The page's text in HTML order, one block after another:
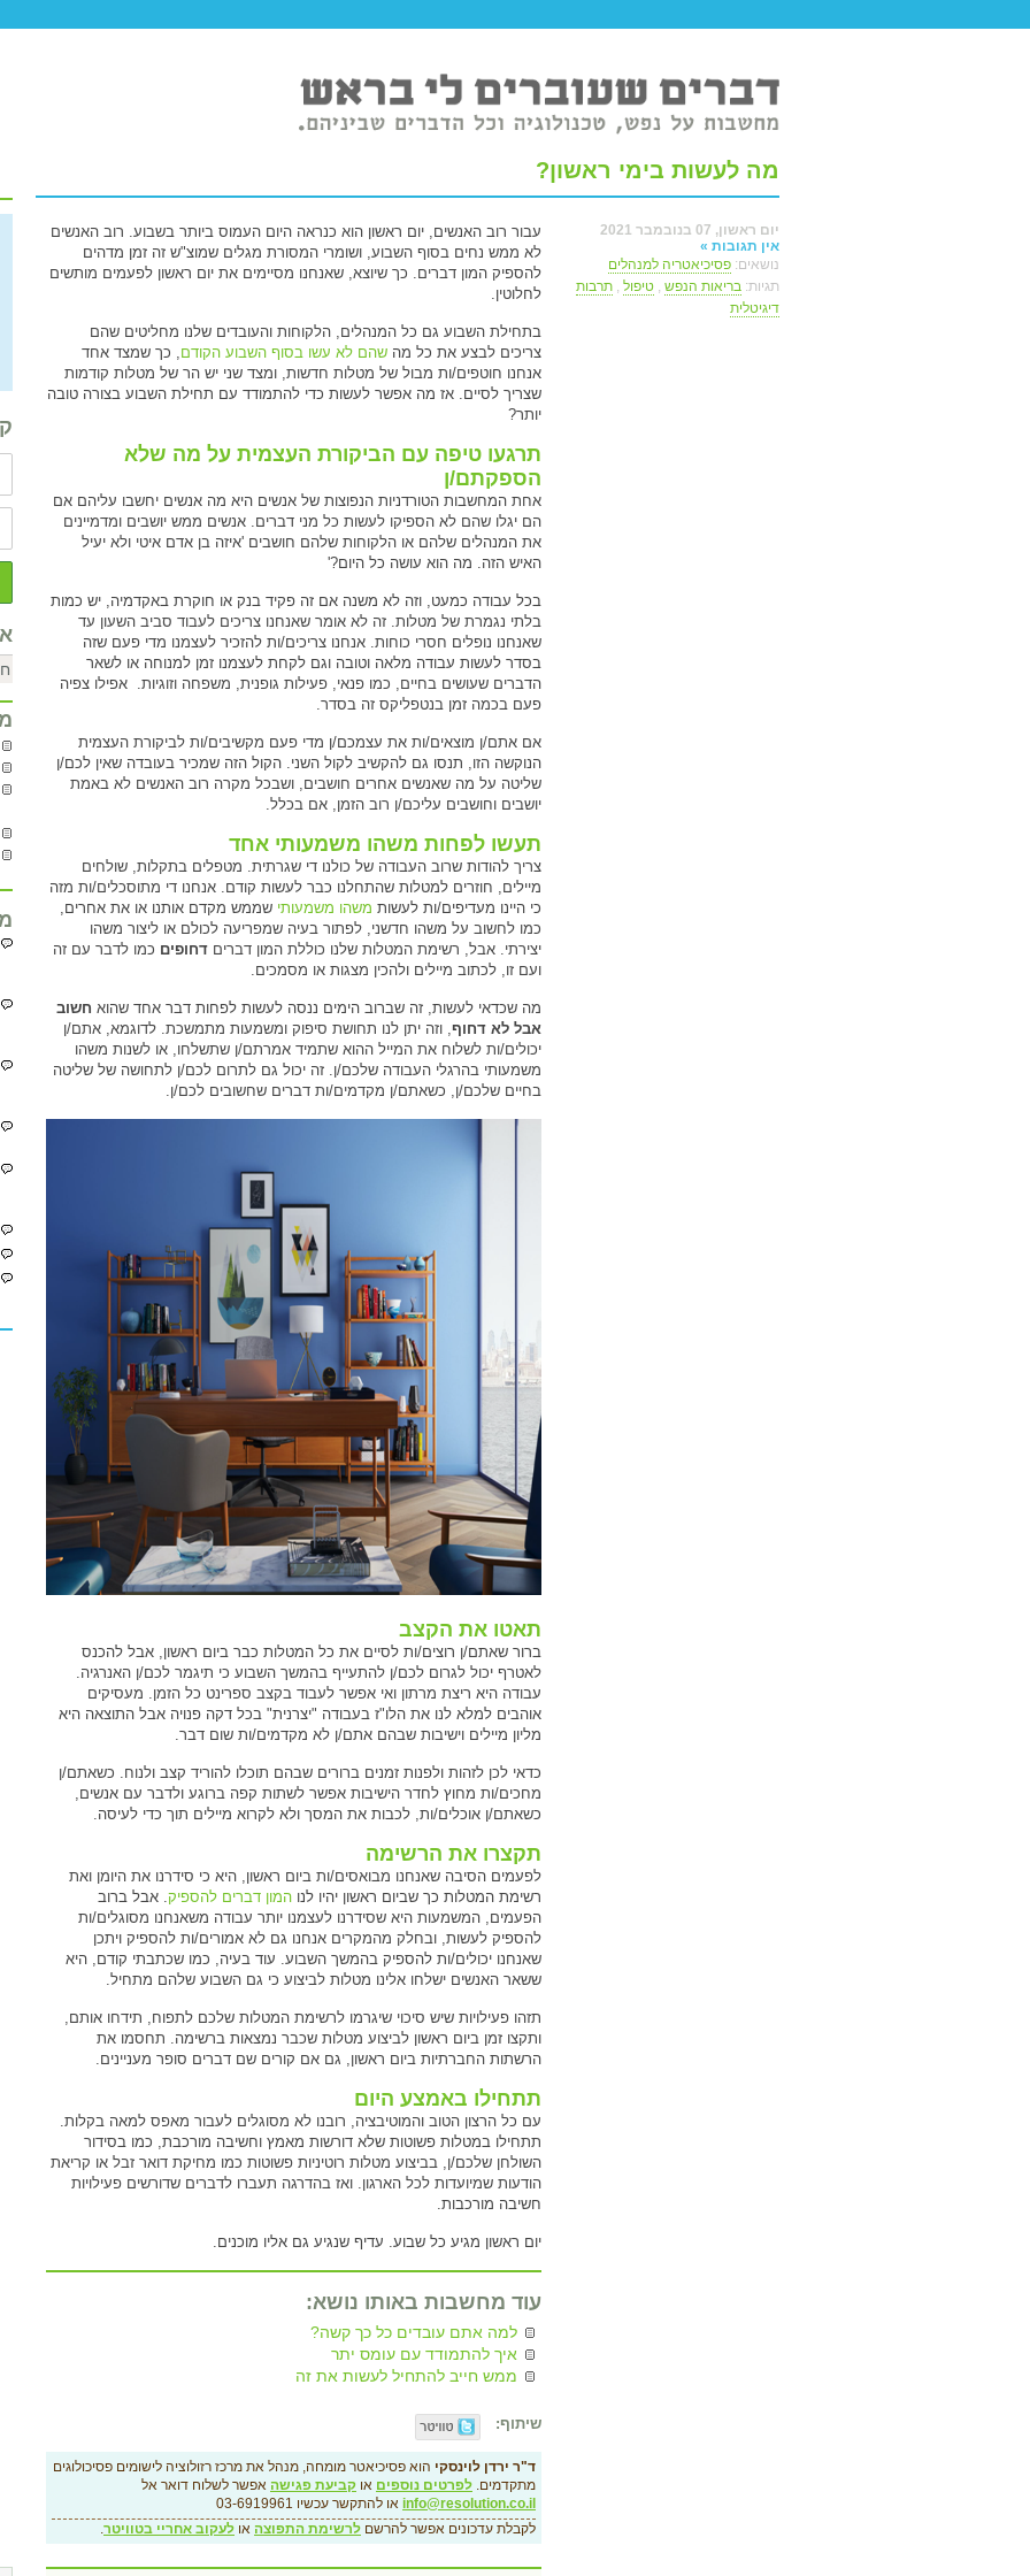
מה לעשות בימי ראשון?
יום ראשון, 07 בנובמבר 2021
אין תגובות »
נושאים: פסיכיאטריה למנהלים
תגיות: בריאות הנפש , טיפול , תרבות
דיגיטלית
עבור רוב האנשים, יום ראשון הוא כנראה היום העמוס ביותר בשבוע. רוב האנשים
לא ממש נחים בסוף השבוע, ושומרי המסורת מגלים שמוצ"ש זה זמן מדהים
להספיק המון דברים. כך שיוצא, שאנחנו מסיימים את יום ראשון לפעמים מותשים
לחלוטין.
בתחילת השבוע גם כל המנהלים, הלקוחות והעובדים שלנו מחליטים שהם
צריכים לבצע את כל מה שהם לא עשו בסוף השבוע הקודם, כך שמצד אחד
אנחנו חוטפים/ות מבול של מטלות חדשות, ומצד שני יש הר של מטלות קודמות
שצריך לסיים. אז מה אפשר לעשות כדי להתמודד עם תחילת השבוע בצורה טובה
יותר?
תרגעו טיפה עם הביקורת העצמית על מה שלא
הספקתם/ן
אחת המחשבות הטורדניות הנפוצות של אנשים היא מה אנשים יחשבו עליהם אם
הם יגלו שהם לא הספיקו לעשות כל מני דברים. אנשים ממש יושבים ומדמיינים
את המנהלים שלהם או הלקוחות שלהם חושבים 'איזה בן אדם איטי ולא יעיל
האיש הזה. מה הוא עושה כל היום?'
בכל עבודה כמעט, וזה לא משנה אם זה פקיד בנק או חוקרת באקדמיה, יש כמות
בלתי נגמרת של מטלות. זה לא אומר שאנחנו צריכים לעבוד סביב השעון עד
שאנחנו נופלים חסרי כוחות. אנחנו צריכים/ות להזכיר לעצמנו מדי פעם שזה
בסדר לעשות עבודה מלאה וטובה וגם לקחת לעצמנו זמן למנוחה או לשאר
הדברים שעושים בחיים, כמו פנאי, פעילות גופנית, משפחה וזוגיות. אפילו צפיה
פעם בכמה זמן בנטפליקס זה בסדר.
אם אתם/ן מוצאים/ות את עצמכם/ן מדי פעם מקשיבים/ות לביקורת העצמית
הנוקשה הזו, תנסו גם להקשיב לקול השני. הקול הזה שמכיר בעובדה שאין לכם/ן
שליטה על מה שאנשים אחרים חושבים, ושבכל מקרה רוב האנשים לא באמת
יושבים וחושבים עליכם/ן רוב הזמן, אם בכלל.
תעשו לפחות משהו משמעותי אחד
צריך להודות שרוב העבודה של כולנו די שגרתית. מטפלים בתקלות, שולחים
מיילים, חוזרים למטלות שהתחלנו כבר לעשות קודם. אנחנו די מתוסכלים/ות מזה
כי היינו מעדיפים/ות לעשות משהו משמעותי שממש מקדם אותנו או את אחרים,
כמו לחשוב על משהו חדשני, לפתור בעיה שמפריעה לכולם או ליצור משהו
יצירתי. אבל, רשימת המטלות שלנו כוללת המון דברים דחופים כמו לדבר עם זה
ועם זו, לכתוב מיילים ולהכין מצגות או מסמכים.
מה שכדאי לעשות, זה שברוב הימים ננסה לעשות לפחות דבר אחד שהוא חשוב
אבל לא דחוף, וזה יתן לנו תחושת סיפוק ומשמעות מתמשכת. לדוגמא, אתם/ן
יכולים/ות לשלוח את המייל ההוא שתמיד אמרתם/ן שתשלחו, או לשנות משהו
משמעותי בהרגלי העבודה שלכם/ן. זה יכול גם לתרום לכם/ן לתחושה של שליטה
בחיים שלכם/ן, כשאתם/ן מקדמים/ות דברים שחשובים לכם/ן.
תאטו את הקצב
ברור שאתם/ן רוצים/ות לסיים את כל המטלות כבר ביום ראשון, אבל להכנס
לאטרף יכול לגרום לכם/ן להתעייף בהמשך השבוע כי תיגמר לכם/ן האנרגיה.
עבודה היא ריצת מרתון ואי אפשר לעבוד בקצב ספרינט כל הזמן. מעסיקים
אוהבים למלא לנו את הלו"ז בעבודה "יצרנית" בכל דקה פנויה אבל התוצאה היא
מליון מיילים וישיבות שבהם אתם/ן לא מקדמים/ות שום דבר.
כדאי לכן לזהות ולפנות זמנים ברורים שבהם תוכלו להוריד קצב ולנוח. כשאתם/ן
מחכים/ות מחוץ לחדר הישיבות אפשר לשתות קפה ברוגע ולדבר עם אנשים,
כשאתם/ן אוכלים/ות, לכבות את המסך ולא לקרוא מיילים תוך כדי לעיסה.
תקצרו את הרשימה
לפעמים הסיבה שאנחנו מבואסים/ות ביום ראשון, היא כי סידרנו את היומן ואת
רשימת המטלות כך שביום ראשון יהיו לנו המון דברים להספיק. אבל ברוב
הפעמים, המשמעות היא שסידרנו לעצמנו יותר עבודה משאנחנו מסוגלים/ות
להספיק לעשות, ובחלק מהמקרים אנחנו גם לא אמורים/ות להספיק ויתכן
שאנחנו יכולים/ות להספיק בהמשך השבוע. עוד בעיה, כמו שכתבתי קודם, היא
ששאר האנשים ישלחו אלינו מטלות לביצוע כי גם השבוע שלהם מתחיל.
תזהו פעילויות שיש סיכוי שיגרמו לרשימת המטלות שלכם לתפוח, תידחו אותם,
ותקצו זמן ביום ראשון לביצוע מטלות שכבר נמצאות ברשימה. תחסמו את
הרשתות החברתיות ביום ראשון, גם אם קורים שם דברים סופר מעניינים.
תתחילו באמצע היום
עם כל הרצון הטוב והמוטיבציה, רובנו לא מסוגלים לעבור מאפס למאה בקלות.
תתחילו במטלות פשוטות שלא דורשות מאמץ וחשיבה מורכבת, כמו בסידור
השולחן שלכם/ן, בביצוע מטלות רוטיניות פשוטות כמו מחיקת דואר זבל או קריאת
הודעות שמיועדות לכל הארגון. ואז בהדרגה תעברו לדברים שדורשים פעילויות
חשיבה מורכבות.
יום ראשון מגיע כל שבוע. עדיף שנגיע גם אליו מוכנים.
עוד מחשבות באותו נושא:
למה אתם עובדים כל כך קשה?
איך להתמודד עם עומס יתר
ממש חייב להתחיל לעשות את זה
שיתוף:
ד"ר ירדן לוינסקי הוא פסיכיאטר מומחה, מנהל את מרכז רזולוציה לישומים פסיכולוגים
מתקדמים. לפרטים נוספים או קביעת פגישה אפשר לשלוח דואר אל
info@resolution.co.il או להתקשר עכשיו 03-6919961
לקבלת עדכונים אפשר להרשם לרשימת התפוצה או לעקוב אחריי בטוויטר.